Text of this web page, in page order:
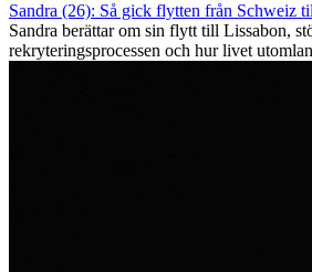
Sandra (26): Så gick flytten från Schweiz
Sandra berättar om sin flytt till Lissabon,
rekryteringsprocessen och hur livet